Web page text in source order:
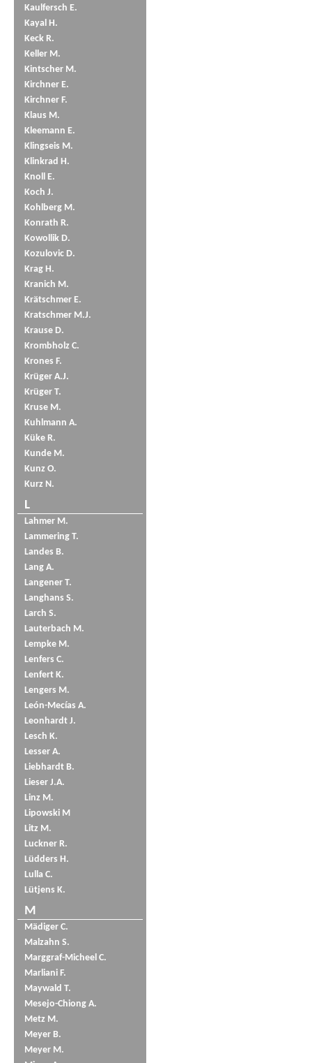
Kaulfersch E.
Kayal H.
Keck R.
Keller M.
Kintscher M.
Kirchner E.
Kirchner F.
Klaus M.
Kleemann E.
Klingseis M.
Klinkrad H.
Knoll E.
Koch J.
Kohlberg M.
Konrath R.
Kowollik D.
Kozulovic D.
Krag H.
Kranich M.
Krätschmer E.
Kratschmer M.J.
Krause D.
Krombholz C.
Krones F.
Krüger A.J.
Krüger T.
Kruse M.
Kuhlmann A.
Küke R.
Kunde M.
Kunz O.
Kurz N.
L
Lahmer M.
Lammering T.
Landes B.
Lang A.
Langener T.
Langhans S.
Larch S.
Lauterbach M.
Lempke M.
Lenfers C.
Lenfert K.
Lengers M.
León-Mecías A.
Leonhardt J.
Lesch K.
Lesser A.
Liebhardt B.
Lieser J.A.
Linz M.
Lipowski M
Litz M.
Luckner R.
Lüdders H.
Lulla C.
Lütjens K.
M
Mädiger C.
Malzahn S.
Marggraf-Micheel C.
Marliani F.
Maywald T.
Mesejo-Chiong A.
Metz M.
Meyer B.
Meyer M.